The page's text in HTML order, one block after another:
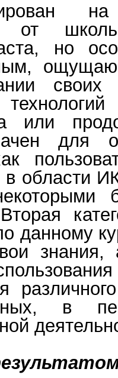
от
но
или
для
области
данному
знания,
в